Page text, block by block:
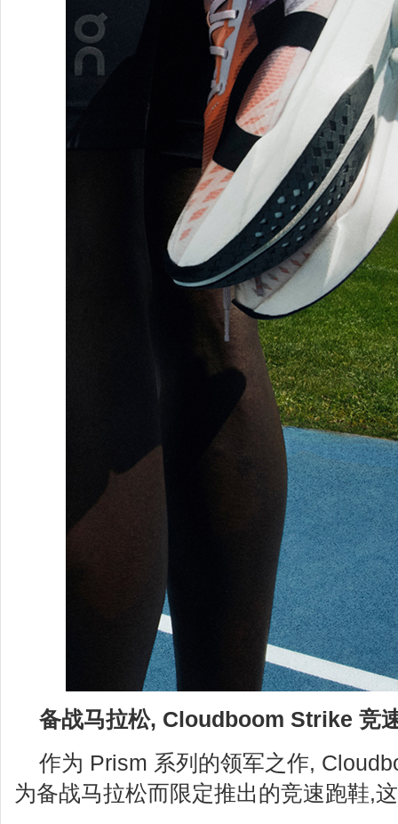
备战马拉松, Cloudboom Strike 竞
作为 Prism 系列的领军之作,
为备战马拉松而限定推出的竞速跑鞋,